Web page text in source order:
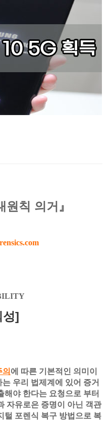
원칙 의거』
성]
에 따른 기본적인 의미이
우리 법제계에 있어 증거
해야 한다는 요청으로 부터
자유로은 증명이 아닌 객관
털 포렌식 복구 방법으로 복